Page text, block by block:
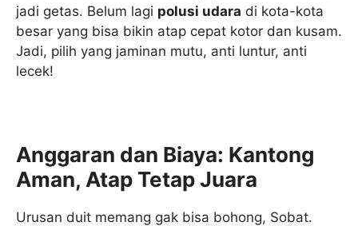
jadi getas. Belum lagi polusi udara di kota-kota
besar yang bisa bikin atap cepat kotor dan kusam.
Jadi, pilih yang jaminan mutu, anti luntur, anti
lecek!
Anggaran dan Biaya: Kantong
Aman, Atap Tetap Juara
Urusan duit memang gak bisa bohong, Sobat.